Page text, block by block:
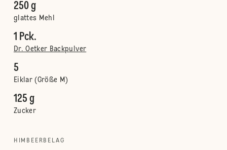
250 g
glattes Mehl
1 Pck.
Dr. Oetker Backpulver
5
Eiklar (Größe M)
125 g
Zucker
HIMBEERBELAG